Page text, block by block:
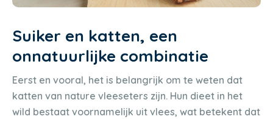
Suiker en katten, een
onnatuurlijke combinatie
Eerst en vooral, het is belangrijk om te weten dat
katten van nature vleeseters zijn. Hun dieet in het
wild bestaat voornamelijk uit vlees, wat betekent dat